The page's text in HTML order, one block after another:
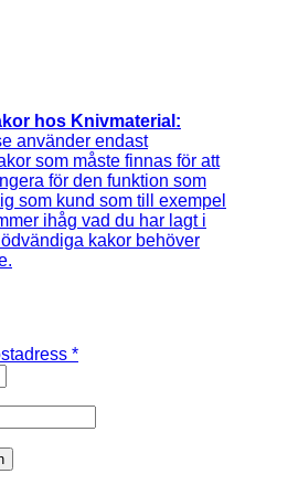
hos Knivmaterial:
använder endast
som måste finnas för att
för den funktion som
som kund som till exempel
ihåg vad du har lagt i
kakor behöver
*Obligatoriskt